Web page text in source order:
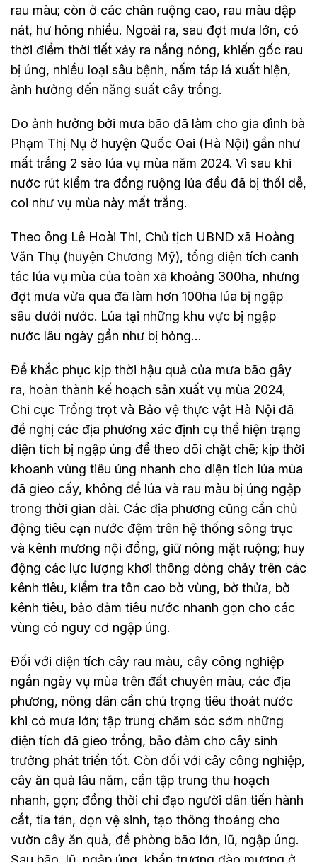
rau màu; còn ở các chân ruộng cao, rau màu dập
nát, hư hỏng nhiều. Ngoài ra, sau đợt mưa lớn, có
thời điểm thời tiết xảy ra nắng nóng, khiến gốc rau
bị úng, nhiều loại sâu bệnh, nấm táp lá xuất hiện,
ảnh hưởng đến năng suất cây trồng.
Do ảnh hưởng bởi mưa bão đã làm cho gia đình bà
Phạm Thị Nụ ở huyện Quốc Oai (Hà Nội) gần như
mất trắng 2 sào lúa vụ mùa năm 2024. Vì sau khi
nước rút kiểm tra đồng ruộng lúa đều đã bị thối dễ,
coi như vụ mùa này mất trắng.
Theo ông Lê Hoài Thi, Chủ tịch UBND xã Hoàng
Văn Thụ (huyện Chương Mỹ), tổng diện tích canh
tác lúa vụ mùa của toàn xã khoảng 300ha, nhưng
đợt mưa vừa qua đã làm hơn 100ha lúa bị ngập
sâu dưới nước. Lúa tại những khu vực bị ngập
nước lâu ngày gần như bị hỏng…
Để khắc phục kịp thời hậu quả của mưa bão gây
ra, hoàn thành kế hoạch sản xuất vụ mùa 2024,
Chi cục Trồng trọt và Bảo vệ thực vật Hà Nội đã
đề nghị các địa phương xác định cụ thể hiện trạng
diện tích bị ngập úng để theo dõi chặt chẽ; kịp thời
khoanh vùng tiêu úng nhanh cho diện tích lúa mùa
đã gieo cấy, không để lúa và rau màu bị úng ngập
trong thời gian dài. Các địa phương cũng cần chủ
động tiêu cạn nước đệm trên hệ thống sông trục
và kênh mương nội đồng, giữ nông mặt ruộng; huy
động các lực lượng khơi thông dòng chảy trên các
kênh tiêu, kiểm tra tôn cao bờ vùng, bờ thửa, bờ
kênh tiêu, bảo đảm tiêu nước nhanh gọn cho các
vùng có nguy cơ ngập úng.
Đối với diện tích cây rau màu, cây công nghiệp
ngắn ngày vụ mùa trên đất chuyên màu, các địa
phương, nông dân cần chú trọng tiêu thoát nước
khi có mưa lớn; tập trung chăm sóc sớm những
diện tích đã gieo trồng, bảo đảm cho cây sinh
trưởng phát triển tốt. Còn đối với cây công nghiệp,
cây ăn quả lâu năm, cần tập trung thu hoạch
nhanh, gọn; đồng thời chỉ đạo người dân tiến hành
cắt, tỉa tán, dọn vệ sinh, tạo thông thoáng cho
vườn cây ăn quả, đề phòng bão lớn, lũ, ngập úng.